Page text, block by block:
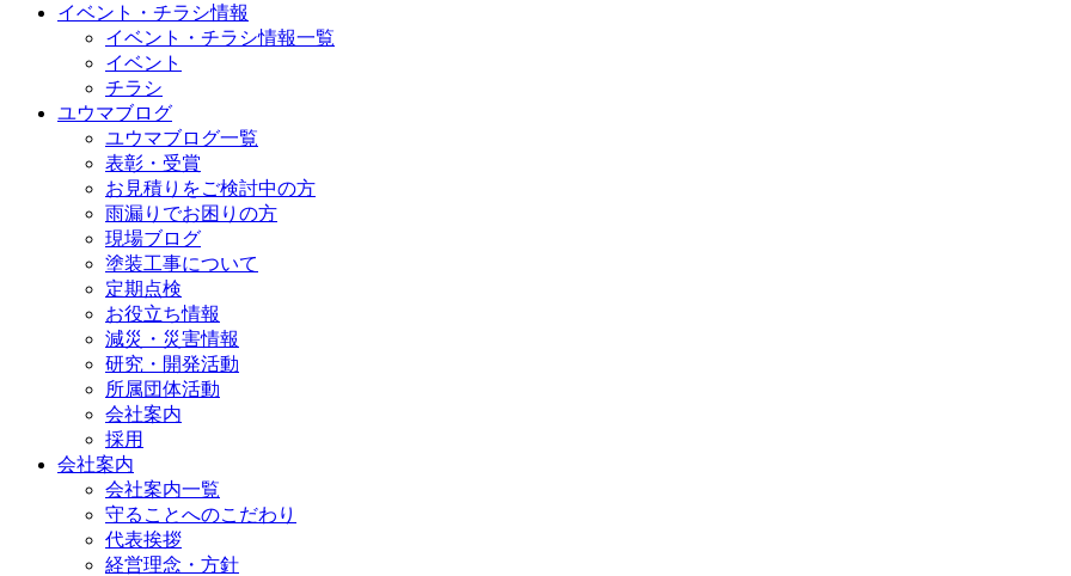
イベント・チラシ情報
イベント・チラシ情報一覧
イベント
チラシ
ユウマブログ
ユウマブログ一覧
表彰・受賞
お見積りをご検討中の方
雨漏りでお困りの方
現場ブログ
塗装工事について
定期点検
お役立ち情報
減災・災害情報
研究・開発活動
所属団体活動
会社案内
採用
会社案内
会社案内一覧
守ることへのこだわり
代表挨拶
経営理念・方針